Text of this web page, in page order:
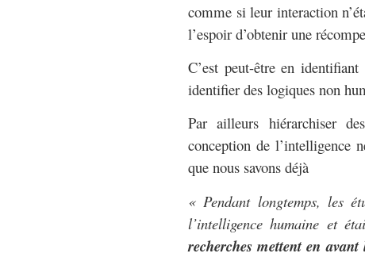
comme si leur interaction
l’espoir d’obtenir une
C’est peut-être en
identifier des logiques non
Par ailleurs hiérarchiser
conception de l’intelligence
que nous savons déjà
« Pendant longtemps, les
l’intelligence humaine et
recherches mettent en